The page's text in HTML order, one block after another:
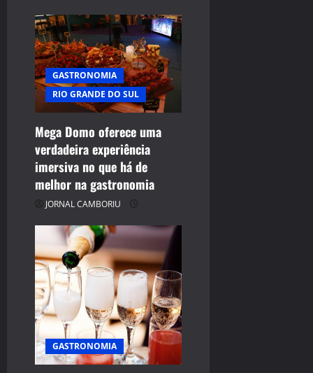
GASTRONOMIA
RIO GRANDE DO SUL
Mega Domo oferece uma
verdadeira experiência
imersiva no que há de
melhor na gastronomia
JORNAL CAMBORIU
GASTRONOMIA